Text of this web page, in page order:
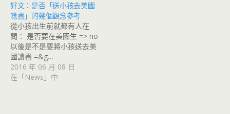
好文：是否「送小孩去美國
唸書」的幾個觀念參考
從小孩出生前就都有人在
問： 是否要在美國生 => no
以後是不是要將小孩送去美
國讀書 =&g…
2016 年 06 月 08 日
在「News」中